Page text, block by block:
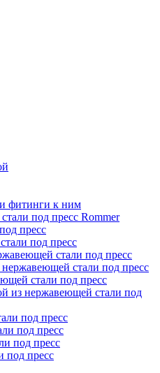
фитинги к ним
под пресс Rommer
пресс
под пресс
стали под пресс
стали под пресс
стали под пресс
из нержавеющей стали под
под пресс
под пресс
под пресс
под пресс